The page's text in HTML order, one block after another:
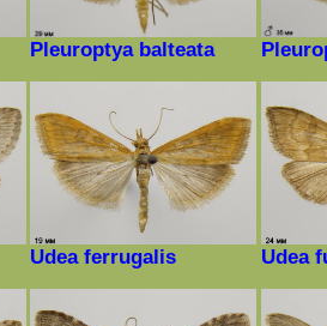
Pleuroptya balteata
Udea ferrugalis Udea